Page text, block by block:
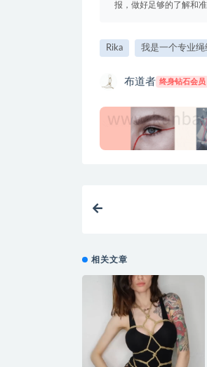
报，做好足够的了解和
Rika 我是一个专业绳
布道者 终身钻石会员
相关文章